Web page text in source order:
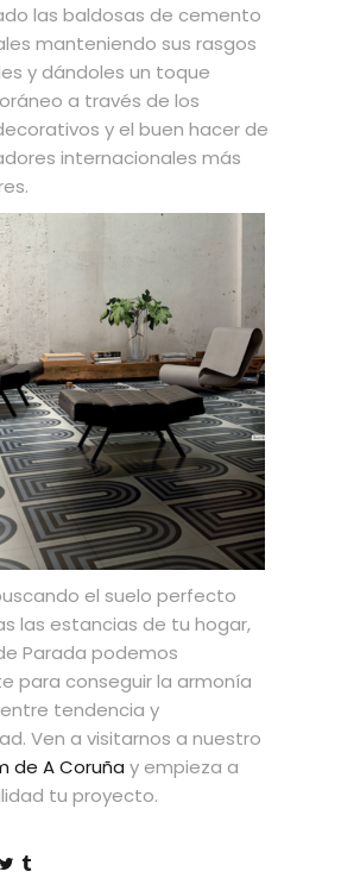
las baldosas de cemento
manteniendo sus rasgos
y dándoles un toque
a través de los
y el buen hacer de
internacionales más
el suelo perfecto
las estancias de tu hogar,
Parada podemos
para conseguir la armonía
tendencia y
Ven a visitarnos a nuestro
de A Coruña y empieza a
tu proyecto.